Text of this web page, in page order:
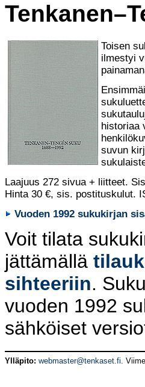
Toisen
ilmestyi
historiaa
suvun
Laajuus 272 sivua + liitteet.
Hinta 30 €, sis. postituskulut.
Vuoden 1992 sukukirjan
Voit tilata
jättämällä
sihteeriin.
vuoden 1992
sähköiset
Ylläpito: webmaster@tenkaset.fi .